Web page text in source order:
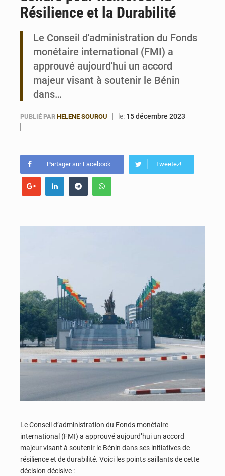
Bénin : Le CEG La Verdure de Ouèdo fait sa mue pour la rentrée
Résilience et la Durabilité
Le Conseil d'administration du Fonds
monétaire international (FMI) a
approuvé aujourd'hui un accord
majeur visant à soutenir le Bénin
dans…
PUBLIÉ PAR HELENE SOUROU le: 15 décembre 2023
Partager sur Facebook Tweetez!
Le Conseil d’administration du Fonds monétaire
international (FMI) a approuvé aujourd’hui un accord
majeur visant à soutenir le Bénin dans ses initiatives de
résilience et de durabilité. Voici les points saillants de cette
décision décisive :